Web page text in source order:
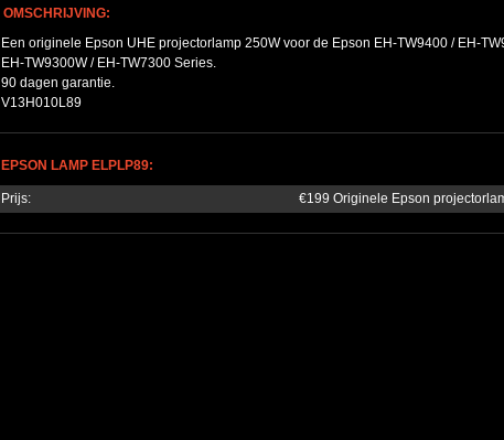
OMSCHRIJVING:
Een originele Epson UHE projectorlamp 250W voor de Epson EH-TW9400 / EH-
EH-TW9300W / EH-TW7300 Series.
90 dagen garantie.
V13H010L89
EPSON LAMP ELPLP89:
Prijs: €199 Originele Epson